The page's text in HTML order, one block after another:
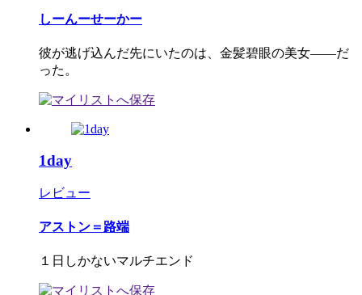
しーんーせーかー
彼が逃げ込んだ先にいたのは、金髪碧眼の美女――だ
った。
1day
レビュー
アストン＝路端
１日しかないマルチエンド